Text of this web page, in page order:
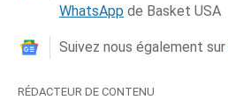
WhatsApp de Basket USA
Suivez nous également sur
RÉDACTEUR DE CONTENU